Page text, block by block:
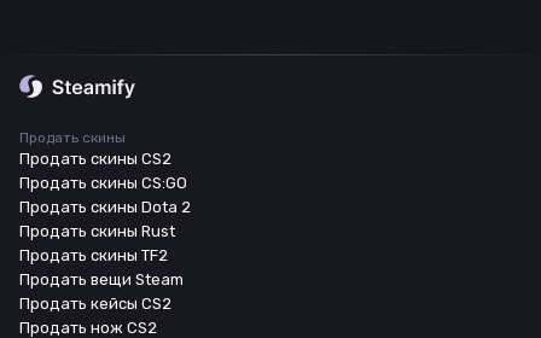
Продать скины
Продать скины CS2
Продать скины CS:GO
Продать скины Dota 2
Продать скины Rust
Продать скины TF2
Продать вещи Steam
Продать кейсы CS2
Продать нож CS2